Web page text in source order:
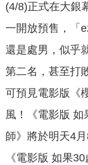
(4/8)正式在大銀
一開放預售，「
還是處男，似乎
第二名，甚至打
可預見電影版《
風！《電影版 如
師》將於明天4
《電影版 如果